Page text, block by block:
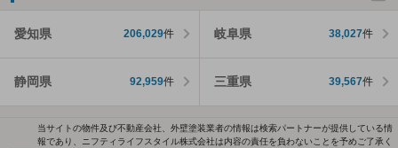
愛知県 206,029件 岐阜県 38,027件
静岡県 92,959件 三重県 39,567件
当サイトの物件及び不動産会社、外壁塗装業者の情報は検索パートナーが提供している情
報であり、ニフティライフスタイル株式会社は内容の責任を負わないことを予めご了承く